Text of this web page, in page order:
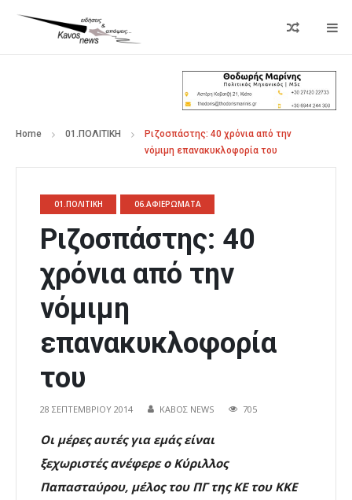
Home 01.ΠΟΛΙΤΙΚΗ
Ριζοσπάστης: 40 χρόνια από την
νόμιμη επανακυκλοφορία του
01.ΠΟΛΙΤΙΚΗ 06.ΑΦΙΕΡΩΜΑΤΑ
Ριζοσπάστης: 40
χρόνια από την
νόμιμη
επανακυκλοφορία
του
28 ΣΕΠΤΕΜΒΡΊΟΥ 2014 ΚΑΒΟΣ NEWS 705
Οι μέρες αυτές για εμάς είναι
ξεχωριστέςανέφερε ο Κύριλλος
Παπασταύρου, μέλος του ΠΓ της ΚΕ του ΚΚΕ